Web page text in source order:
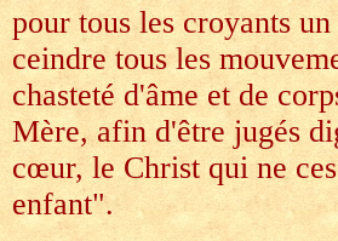
pour tous les croyants
ceindre tous les
chasteté d'âme et de
Mère, afin d'être jugés
cœur, le Christ qui ne
enfant".